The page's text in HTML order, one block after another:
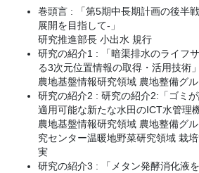
巻頭言 : 「第5期中長期計画の後半
展開を目指して-」
研究推進部長 小出水 規行
研究の紹介1 : 「暗渠排水のライフ
る3次元位置情報の取得・活用技術」
農地基盤情報研究領域 農地整備グ
研究の紹介2 : 研究の紹介2:「ゴミ
適用可能な新たな水田のICT水管理機
農地基盤情報研究領域 農地整備グ
究センター温暖地野菜研究領域 栽
実
研究の紹介3 : 「メタン発酵消化液